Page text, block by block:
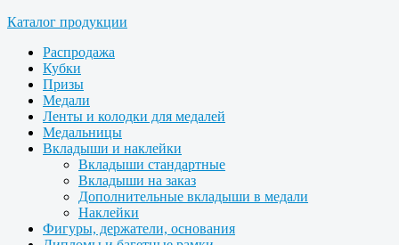
Каталог продукции
Распродажа
Кубки
Призы
Медали
Ленты и колодки для медалей
Медальницы
Вкладыши и наклейки
Вкладыши стандартные
Вкладыши на заказ
Дополнительные вкладыши в медали
Наклейки
Фигуры, держатели, основания